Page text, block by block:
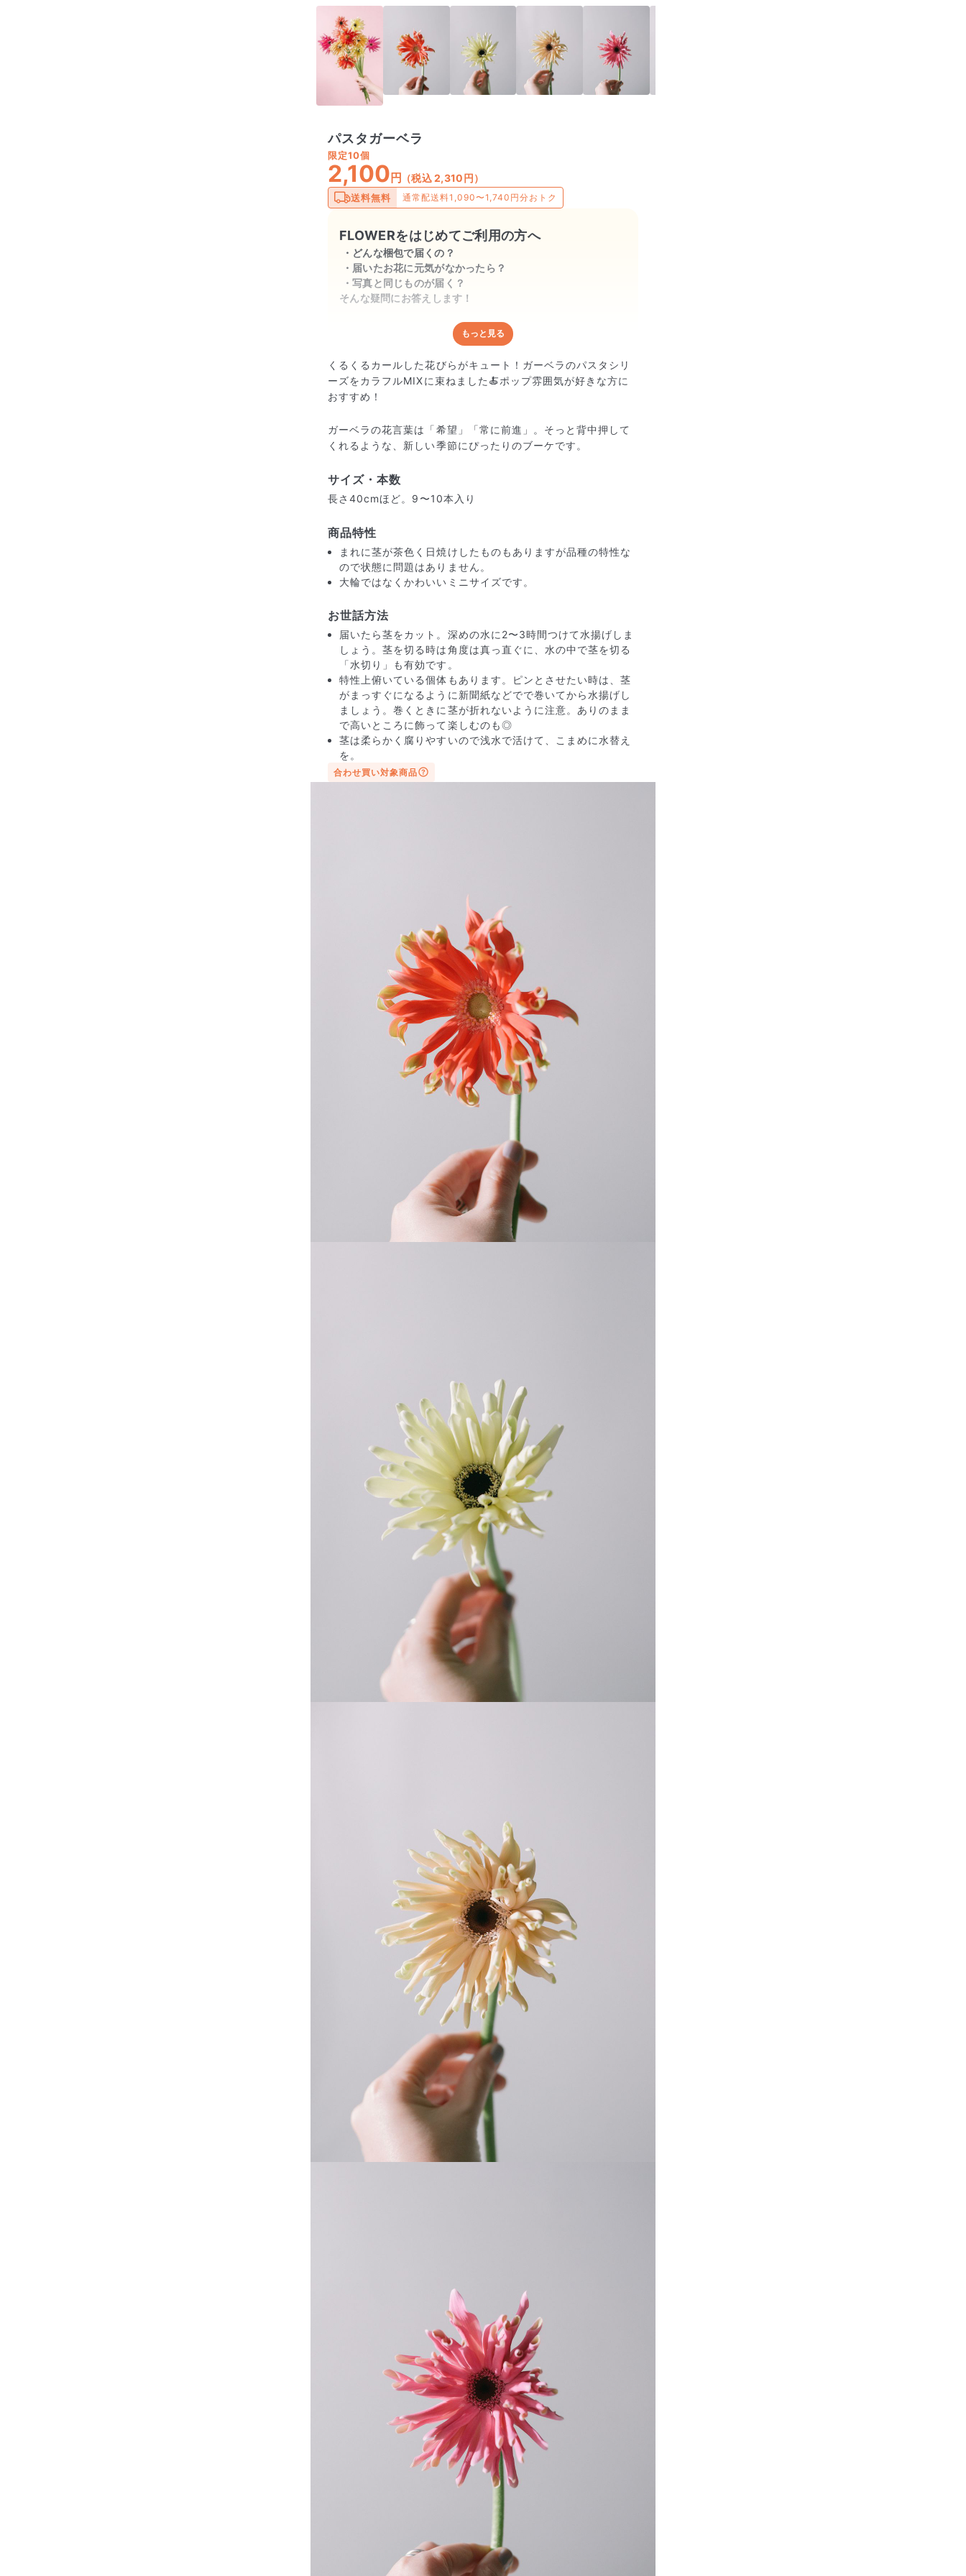
パスタガーベラ
限定10個
2,100円 （税込 2,310円）
送料無料 通常配送料1,090〜1,740円分おトク
FLOWERをはじめてご利用の方へ
どんな梱包で届くの？
届いたお花に元気がなかったら？
写真と同じものが届く？
そんな疑問にお答えします！
どんな梱包で届くの？
出荷前に水揚げ（花が水を吸いやすくなる処理）を施し、専用
ボックスに丁寧に梱包してお届けしています。きゅっとまとめ
られて一見窮屈そうに見えますが、輸送中の衝撃による折れや
擦れを軽減する効果があります。
届いたお花に元気がなかったら？
もし届いたお花に「枯れている」「折れている」などの不備が
写真と同じものが届く？
商品ページに掲載している写真は、実際にお届けする商品を撮
影したものです。お花は生き物なので、どうしても色味やサイ
ズ・咲き方に個体差はありますが、できるだけ写真のイメージ
に近いものをお届けできるように人の目でチェックをしていま
に好きな花をご注文いただけます。
Q. 配送できないエリアはありますか？
ただいま沖縄・離島エリアへの配送には対応しておりません。ご了
Q. 配送日時は指定できますか？
お花をベストなタイミングで発送しているため、お届け日の指定は
できません。受け取り時間帯は、発送後にクロネコヤマトのアプリ
から変更可能です。
Q. 注文後にキャンセルできますか？
ご注文後一定時間内であればキャンセル可能です。
もっと見る
くるくるカールした花びらがキュート！ガーベラのパスタシリ
ーズをカラフルMIXに束ねました🍝ポップ雰囲気が好きな方に
おすすめ！
ガーベラの花言葉は「希望」「常に前進」。そっと背中押して
くれるような、新しい季節にぴったりのブーケです。
サイズ・本数
長さ40cmほど。9〜10本入り
商品特性
まれに茎が茶色く日焼けしたものもありますが品種の特性な
ので状態に問題はありません。
大輪ではなくかわいいミニサイズです。
お世話方法
届いたら茎をカット。深めの水に2〜3時間つけて水揚げしま
しょう。茎を切る時は角度は真っ直ぐに、水の中で茎を切る
「水切り」も有効です。
特性上俯いている個体もあります。ピンとさせたい時は、茎
がまっすぐになるように新聞紙などでで巻いてから水揚げし
ましょう。巻くときに茎が折れないように注意。ありのまま
で高いところに飾って楽しむのも◎
茎は柔らかく腐りやすいので浅水で活けて、こまめに水替え
を。
合わせ買い対象商品